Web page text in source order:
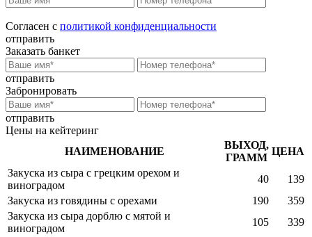
Согласен с политикой конфиденциальности
отправить
Заказать банкет
отправить
Забронировать
отправить
Цены на кейтеринг
НАИМЕНОВАНИЕ
ВЫХОД,
ГРАММ
ЦЕНА
Закуска из сыра с грецким орехом и
виноградом
40
139
Закуска из говядины с орехами
190
359
Закуска из сыра дорблю с мятой и
виноградом
105
339